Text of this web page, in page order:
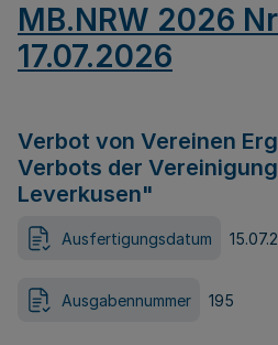
MB.NRW 2026
17.07.2026
Verbot von Vereinen
Verbots der
Leverkusen"
Ausfertigungsdatum
Ausgabennummer 195